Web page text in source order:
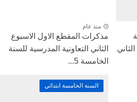
منذ عام
مذكرات المقطع الاول الاسبوع
الثاني التعاونية المدرسية للسنة
الخامسة 5...
السنة الخامسة ابتدائي